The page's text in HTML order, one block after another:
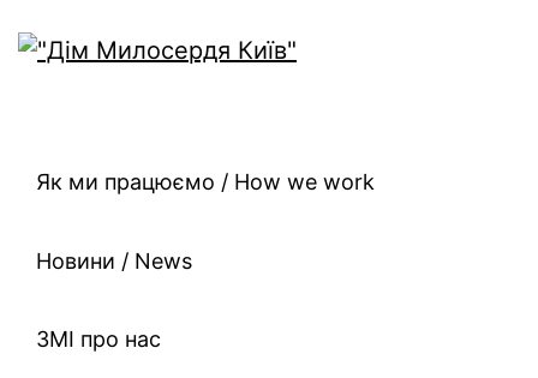
Як ми працюємо / How we work
Новини / News
ЗМІ про нас